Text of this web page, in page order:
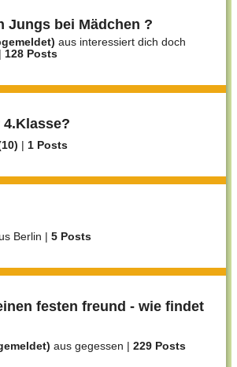
Jungs bei Mädchen ?
aus interessiert dich doch
| 128 Posts
| 1 Posts
Berlin | 5 Posts
festen freund - wie findet
aus gegessen | 229 Posts